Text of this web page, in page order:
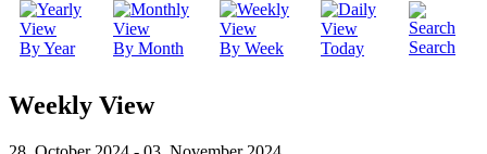
By Year By Month By Week Today Search
Weekly View